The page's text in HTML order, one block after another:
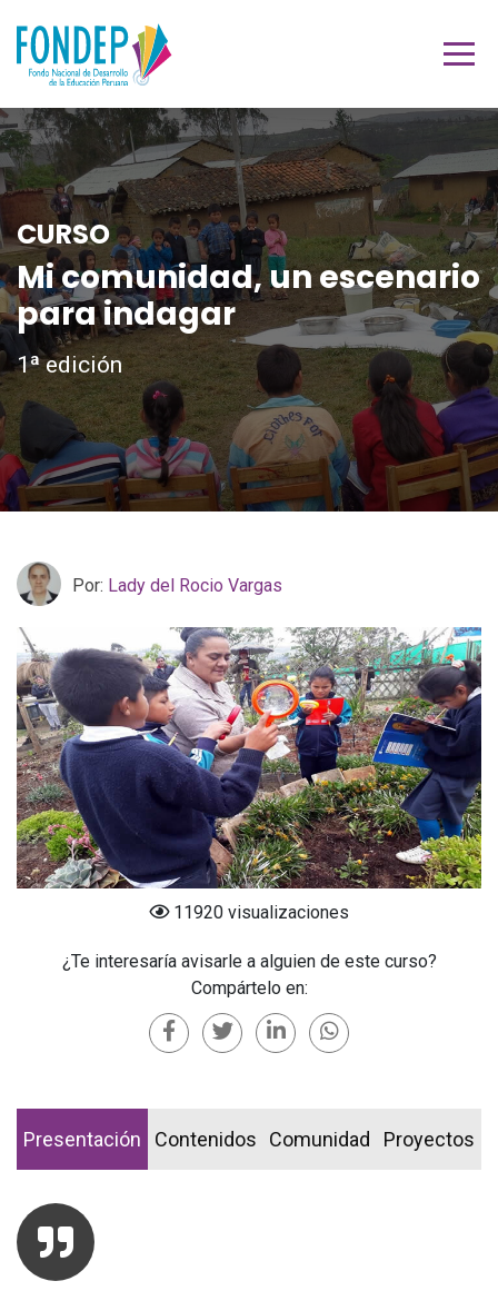
CURSO
Mi comunidad, un escenario
para indagar
1ª edición
Por: Lady del Rocio Vargas
11920 visualizaciones
¿Te interesaría avisarle a alguien de este curso?
Compártelo en:
Presentación Contenidos Comunidad Proyectos